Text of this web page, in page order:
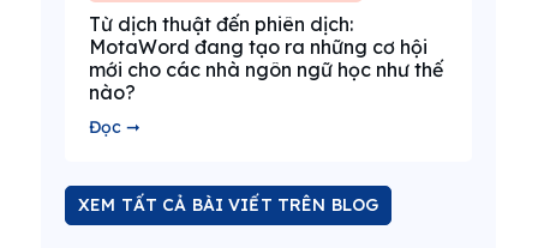
Từ dịch thuật đến phiên dịch:
MotaWord đang tạo ra những cơ hội
mới cho các nhà ngôn ngữ học như thế
nào?
Đọc ➞
XEM TẤT CẢ BÀI VIẾT TRÊN BLOG